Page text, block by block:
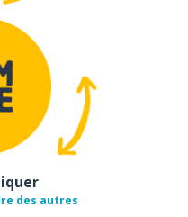
des autres